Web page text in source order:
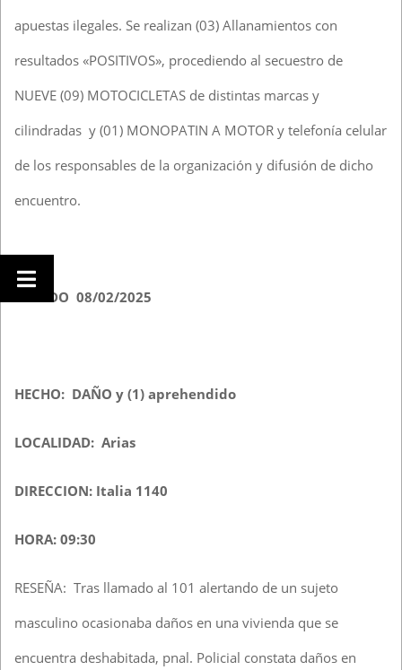
apuestas ilegales. Se realizan (03) Allanamientos con
resultados «POSITIVOS», procediendo al secuestro de
NUEVE (09) MOTOCICLETAS de distintas marcas y
cilindradas y (01) MONOPATIN A MOTOR y telefonía celular
de los responsables de la organización y difusión de dicho
encuentro.
SABADO 08/02/2025
HECHO: DAÑO y (1) aprehendido
LOCALIDAD: Arias
DIRECCION: Italia 1140
HORA: 09:30
RESEÑA: Tras llamado al 101 alertando de un sujeto
masculino ocasionaba daños en una vivienda que se
encuentra deshabitada, pnal. Policial constata daños en